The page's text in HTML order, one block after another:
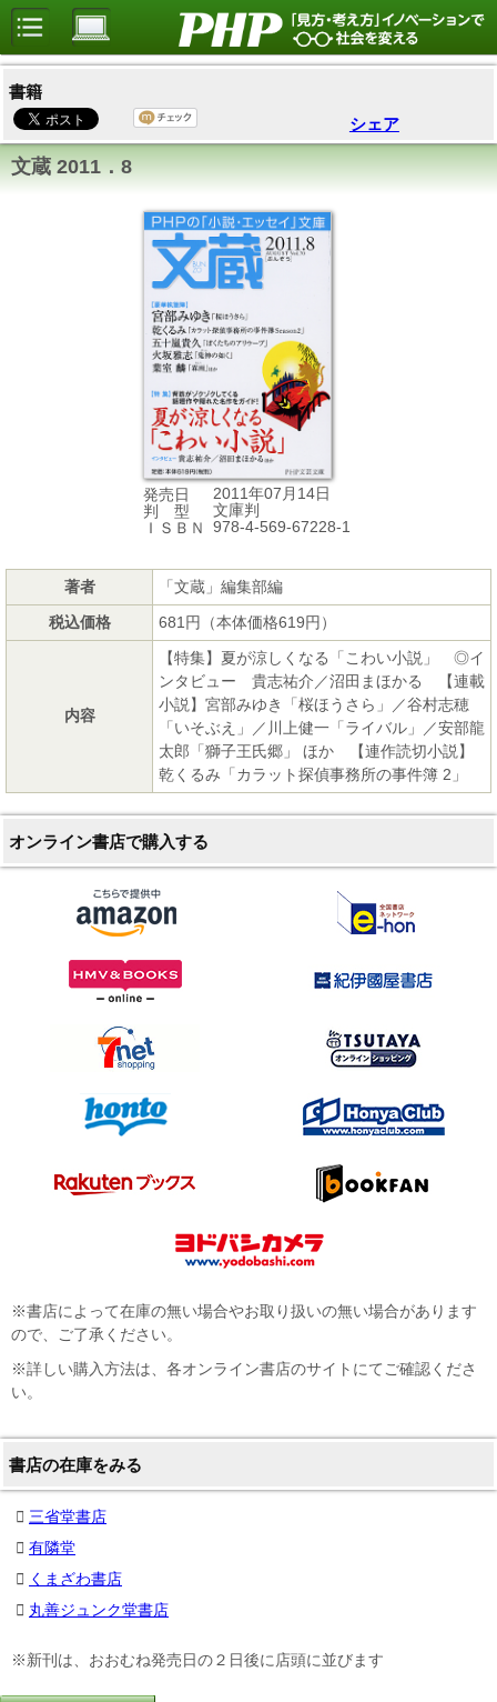
書籍
シェア
文蔵 2011．8
発売日
2011年07月14日
判 型
文庫判
ＩＳＢＮ
978-4-569-67228-1
著者
「文蔵」編集部編
税込価格
681円（本体価格619円）
内容
【特集】夏が涼しくなる「こわい小説」 ◎イ
ンタビュー 貴志祐介／沼田まほかる 【連載
小説】宮部みゆき「桜ほうさら」／谷村志穂
「いそぶえ」／川上健一「ライバル」／安部龍
太郎「獅子王氏郷」 ほか 【連作読切小説】
乾くるみ「カラット探偵事務所の事件簿 2」
オンライン書店で購入する
※書店によって在庫の無い場合やお取り扱いの無い場合があります
ので、ご了承ください。
※詳しい購入方法は、各オンライン書店のサイトにてご確認くださ
い。
書店の在庫をみる
三省堂書店
有隣堂
くまざわ書店
丸善ジュンク堂書店
※新刊は、おおむね発売日の２日後に店頭に並びます